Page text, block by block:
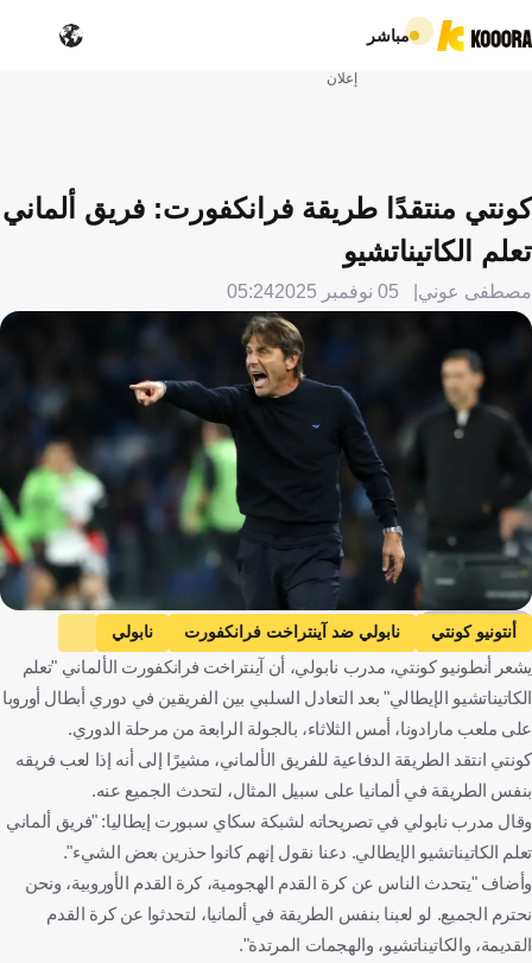
مباشر
إعلان
كونتي منتقدًا طريقة فرانكفورت: فريق ألماني
تعلم الكاتيناتشيو
مصطفى عوني 05 نوفمبر 2025 05:24
Getty Images
أنتونيو كونتي نابولي ضد آينتراخت فرانكفورت
نابولي
آينتراخت فرانكفورت
دوري أبطال أوروبا إيطاليا
ألمانيا
كرة قدم
يشعر أنطونيو كونتي، مدرب نابولي، أن آينتراخت فرانكفورت الألماني "تعلم
الكاتيناتشيو الإيطالي" بعد التعادل السلبي بين الفريقين في دوري أبطال أوروبا
على ملعب مارادونا، أمس الثلاثاء، بالجولة الرابعة من مرحلة الدوري.
كونتي انتقد الطريقة الدفاعية للفريق الألماني، مشيرًا إلى أنه إذا لعب فريقه
بنفس الطريقة في ألمانيا على سبيل المثال، لتحدث الجميع عنه.
وقال مدرب نابولي في تصريحاته لشبكة سكاي سبورت إيطاليا: "فريق ألماني
تعلم الكاتيناتشيو الإيطالي. دعنا نقول إنهم كانوا حذرين بعض الشيء".
وأضاف "يتحدث الناس عن كرة القدم الهجومية، كرة القدم الأوروبية، ونحن
نحترم الجميع. لو لعبنا بنفس الطريقة في ألمانيا، لتحدثوا عن كرة القدم
القديمة، والكاتيناتشيو، والهجمات المرتدة".